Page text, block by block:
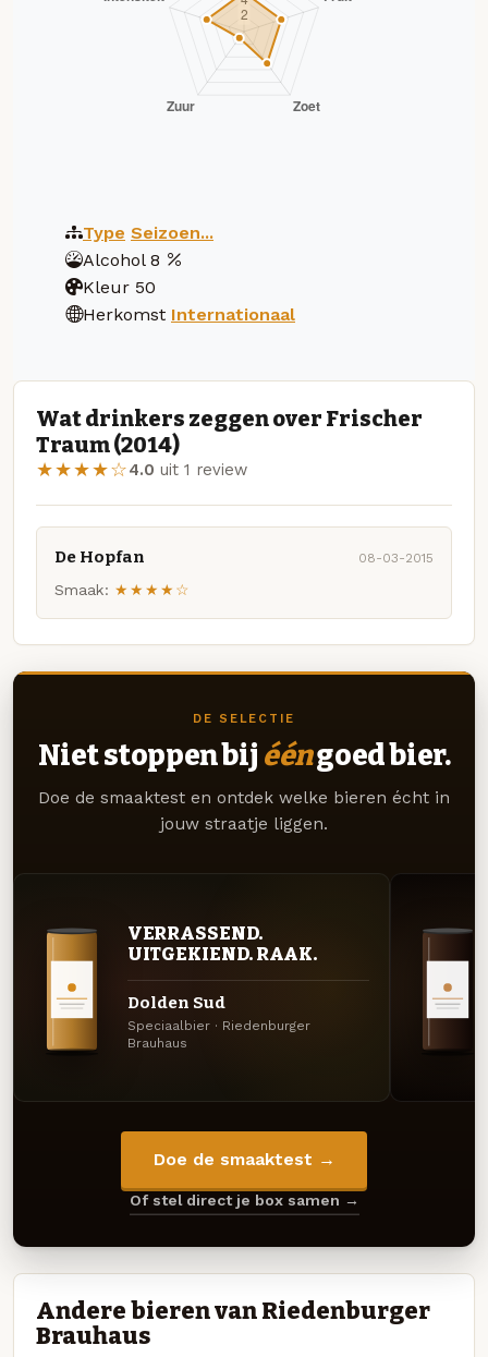
Type Seizoen...
Alcohol 8
Kleur 50
Herkomst Internationaal
Wat drinkers zeggen over Frischer
Traum (2014)
★★★★☆4.0 uit 1 review
De Hopfan 08-03-2015
Smaak: ★★★★☆
DE SELECTIE
Niet stoppen bij ééngoed bier.
Doe de smaaktest en ontdek welke bieren écht in
jouw straatje liggen.
VERRASSEND.
UITGEKIEND. RAAK.
Dolden Sud
Speciaalbier · Riedenburger
Brauhaus
Doe de smaaktest →
Of stel direct je box samen →
Andere bieren van Riedenburger
Brauhaus